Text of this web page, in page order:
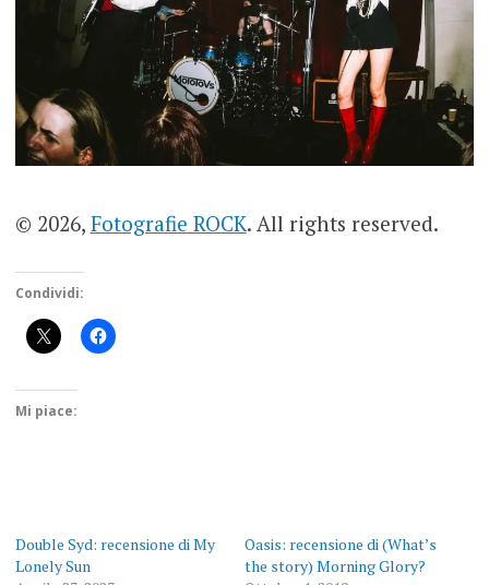
© 2026, Fotografie ROCK. All rights reserved.
Condividi:
Mi piace:
Double Syd: recensione di My
Lonely Sun
Oasis: recensione di (What’s
the story) Morning Glory?